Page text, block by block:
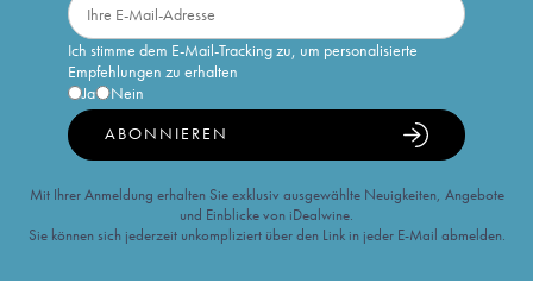
Ich stimme dem E-Mail-Tracking zu, um personalisierte
Empfehlungen zu erhalten
Ja
Nein
ABONNIEREN
Mit Ihrer Anmeldung erhalten Sie exklusiv ausgewählte Neuigkeiten, Angebote
und Einblicke von iDealwine.
Sie können sich jederzeit unkompliziert über den Link in jeder E-Mail abmelden.